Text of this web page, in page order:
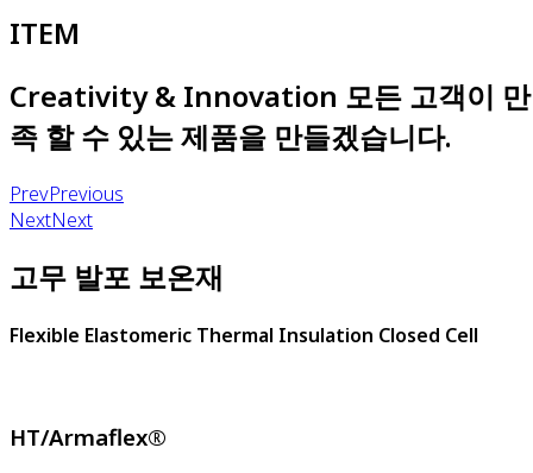
ITEM
Creativity & Innovation 모든 고객이 만
족 할 수 있는 제품을 만들겠습니다.
PrevPrevious
NextNext
고무 발포 보온재
Flexible Elastomeric Thermal Insulation Closed Cell
HT/Armaflex®